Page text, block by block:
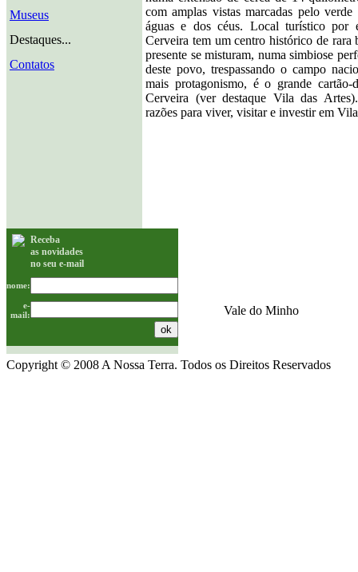
Museus
Destaques...
Contatos
com amplas vistas marcadas pelo
águas e dos céus. Local turístico por
Cerveira tem um centro histórico de rara
presente se misturam, numa simbiose
deste povo, trespassando o campo
mais protagonismo, é o grande
Cerveira (ver destaque Vila das
razões para viver, visitar e investir em
Receba
as novidades
no seu e-mail
nome:
e-
mail:
Vale do Minho
Copyright © 2008 A Nossa Terra. Todos os Direitos Reservados